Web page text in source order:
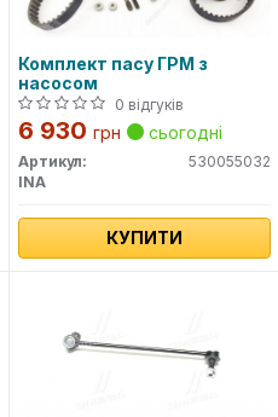
Комплект пасу ГРМ з
насосом
0 відгуків
6 930 грн сьогодні
Артикул:
530055032
INA
КУПИТИ